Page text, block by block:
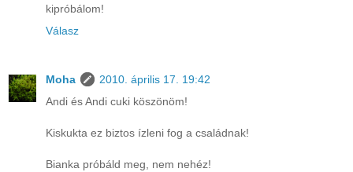
kipróbálom!
Válasz
Moha
2010. április 17. 19:42
Andi és Andi cuki köszönöm!
Kiskukta ez biztos ízleni fog a családnak!
Bianka próbáld meg, nem nehéz!